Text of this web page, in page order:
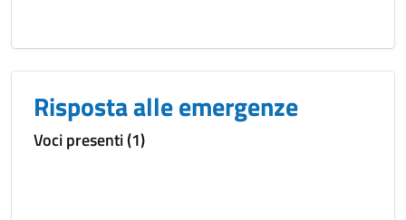
Risposta alle emergenze
Voci presenti (1)